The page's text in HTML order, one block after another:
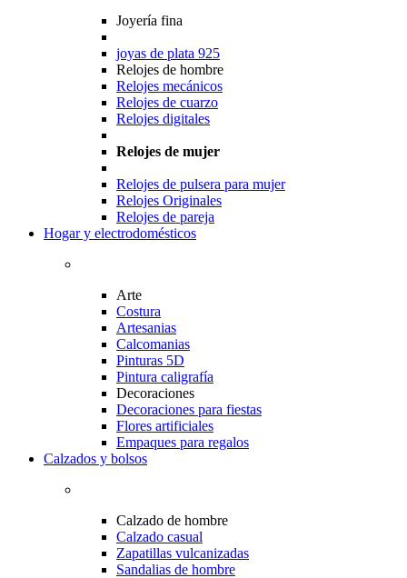
Joyería fina
joyas de plata 925
Relojes de hombre
Relojes mecánicos
Relojes de cuarzo
Relojes digitales
Relojes de mujer
Relojes de pulsera para mujer
Relojes Originales
Relojes de pareja
Hogar y electrodomésticos
Arte
Costura
Artesanias
Calcomanias
Pinturas 5D
Pintura caligrafía
Decoraciones
Decoraciones para fiestas
Flores artificiales
Empaques para regalos
Calzados y bolsos
Calzado de hombre
Calzado casual
Zapatillas vulcanizadas
Sandalias de hombre